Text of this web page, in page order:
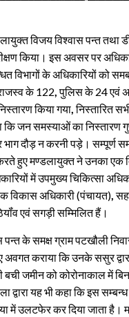
विजय विश्वास पन्त तथा
किया। इस अवसर पर
विभागों के अधिकारियों को
के 122,पुलिस के 24 एवं
किया गया,निस्तारित
कि जन समस्याओं का निस्तारण
भाग दौड़ न करनी पड़े।
हुए मण्डलायुक्त ने उनका
में उपमुख्य चिकित्सा
विकास अधिकारी (पंचायत),
एवं सगड़ी सम्मिलित हैं।
के समक्ष ग्राम पटखौली
अवगत कराया कि उनके ससुर
जमीन को कोरोनाकाल में
द्वारा यह भी कहा कि इस
में उलटफेर कर दिया जाता है।